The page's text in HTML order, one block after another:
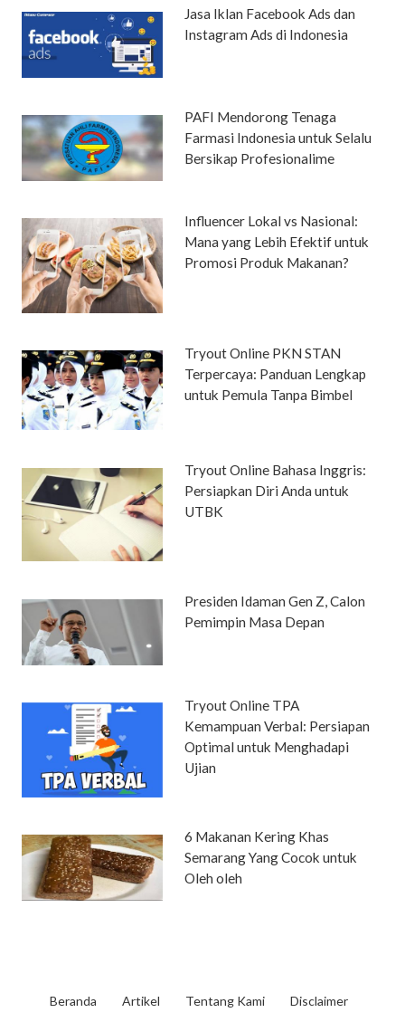
Jasa Iklan Facebook Ads dan
Instagram Ads di Indonesia
PAFI Mendorong Tenaga
Farmasi Indonesia untuk Selalu
Bersikap Profesionalime
Influencer Lokal vs Nasional:
Mana yang Lebih Efektif untuk
Promosi Produk Makanan?
Tryout Online PKN STAN
Terpercaya: Panduan Lengkap
untuk Pemula Tanpa Bimbel
Tryout Online Bahasa Inggris:
Persiapkan Diri Anda untuk
UTBK
Presiden Idaman Gen Z, Calon
Pemimpin Masa Depan
Tryout Online TPA
Kemampuan Verbal: Persiapan
Optimal untuk Menghadapi
Ujian
6 Makanan Kering Khas
Semarang Yang Cocok untuk
Oleh oleh
Beranda Artikel Tentang Kami
Disclaimer